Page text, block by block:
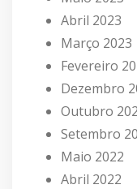
Abril 2023
Março 2023
Fevereiro
Dezembro
Outubro
Setembro
Maio 2022
Abril 2022